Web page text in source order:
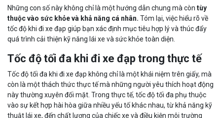
Những con số này không chỉ là một hướng dẫn chung mà còn tùy
thuộc vào sức khỏe và khả năng cá nhân. Tóm lại, việc hiểu rõ về
tốc độ khi đi xe đạp giúp bạn xác định mục tiêu hợp lý và thúc đẩy
quá trình cải thiện kỹ năng lái xe và sức khỏe toàn diện.
Tốc độ tối đa khi đi xe đạp trong thực tế
Tốc độ tối đa khi đi xe đạp không chỉ là một khái niệm trên giấy, mà
còn là một thách thức thực tế mà những người yêu thích hoạt động
này thường xuyên đối mặt. Trong thực tế, tốc độ tối đa phụ thuộc
vào sự kết hợp hài hòa giữa nhiều yếu tố khác nhau, từ khả năng kỹ
thuật lái xe, đến chất lượng của chiếc xe và điều kiện môi trường